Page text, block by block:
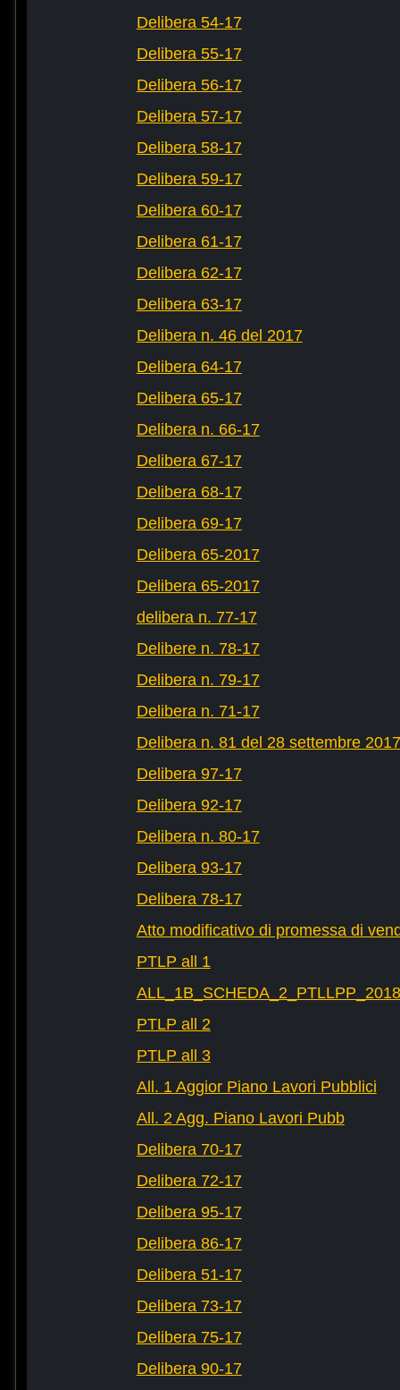
Delibera 54-17
Delibera 55-17
Delibera 56-17
Delibera 57-17
Delibera 58-17
Delibera 59-17
Delibera 60-17
Delibera 61-17
Delibera 62-17
Delibera 63-17
Delibera n. 46 del 2017
Delibera 64-17
Delibera 65-17
Delibera n. 66-17
Delibera 67-17
Delibera 68-17
Delibera 69-17
Delibera 65-2017
Delibera 65-2017
delibera n. 77-17
Delibere n. 78-17
Delibera n. 79-17
Delibera n. 71-17
Delibera n. 81 del 28 settembre 2017
Delibera 97-17
Delibera 92-17
Delibera n. 80-17
Delibera 93-17
Delibera 78-17
Atto modificativo di promessa di
PTLP all 1
PTLP all 2
PTLP all 3
All. 1 Aggior Piano Lavori Pubblici
All. 2 Agg. Piano Lavori Pubb
Delibera 70-17
Delibera 72-17
Delibera 95-17
Delibera 86-17
Delibera 51-17
Delibera 73-17
Delibera 75-17
Delibera 90-17